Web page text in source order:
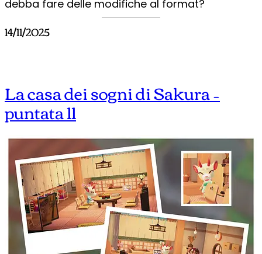
debba fare delle modifiche al format?
14/11/2025
La casa dei sogni di Sakura –
puntata 11